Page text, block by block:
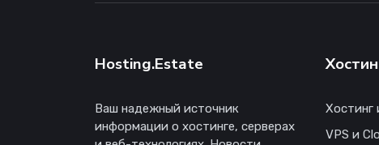
Hosting.Estate
Ваш надежный источник
информации о хостинге, серверах
Хостинг
VPS и